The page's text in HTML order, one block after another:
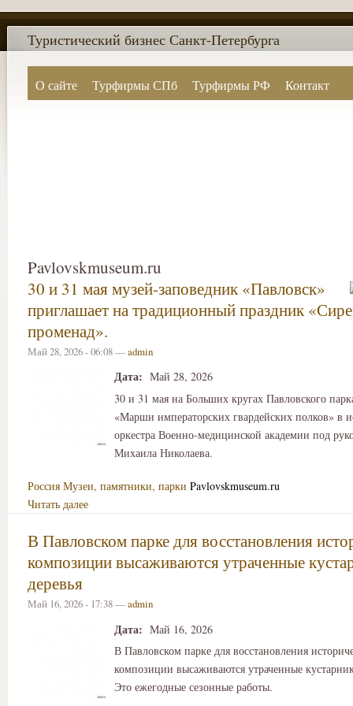
О сайте Турфирмы СПб Турфирмы РФ
Контакт
Туристический бизнес Санкт-Петербурга
Pavlovskmuseum.ru
30 и 31 мая музей-заповедник «Павловск»
приглашает на традиционный праздник
променад».
Май 28, 2026 - 06:08 —admin
Дата: Май 28, 2026
30 и 31 мая на Больших кругах Павловского
«Марши императорских гвардейских полков» в
оркестра Военно‑медицинской академии под
Михаила Николаева.
Россия Музеи, памятники, парки Pavlovskmuseum.ru
Читать далее
В Павловском парке для восстановления
композиции высаживаются утраченные
деревья
Май 16, 2026 - 17:38 —admin
Дата: Май 16, 2026
В Павловском парке для восстановления
композиции высаживаются утраченные
Это ежегодные сезонные работы.